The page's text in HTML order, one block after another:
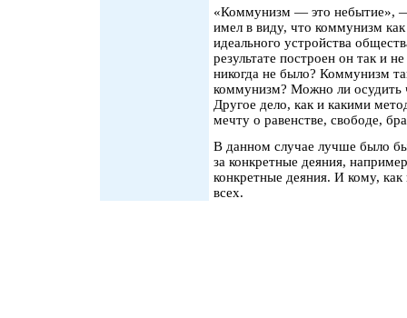
«Коммунизм — это небытие»,
имел в виду, что коммунизм
идеального устройства
результате построен он так и
никогда не было? Коммунизм
коммунизм? Можно ли осудить
Другое дело, как и какими
мечту о равенстве, свободе,
В данном случае лучше было
за конкретные деяния,
конкретные деяния. И кому,
всех.